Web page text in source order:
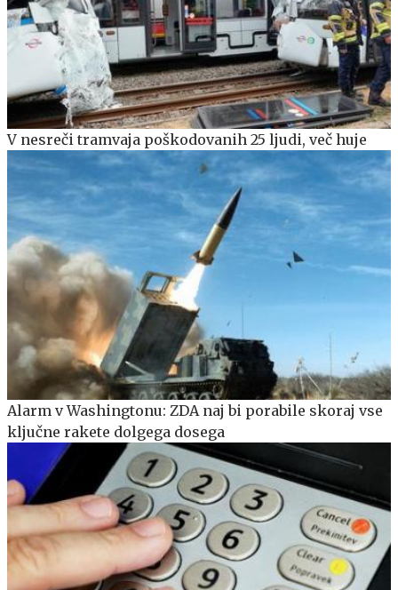
V nesreči tramvaja poškodovanih 25 ljudi, več huje
Alarm v Washingtonu: ZDA naj bi porabile skoraj vse
ključne rakete dolgega dosega